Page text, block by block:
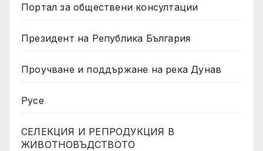
Портал за обществени консултации
Президент на Република България
Проучване и поддържане на река Дунав
Русе
СЕЛЕКЦИЯ И РЕПРОДУКЦИЯ В
ЖИВОТНОВЪДСТВОТО